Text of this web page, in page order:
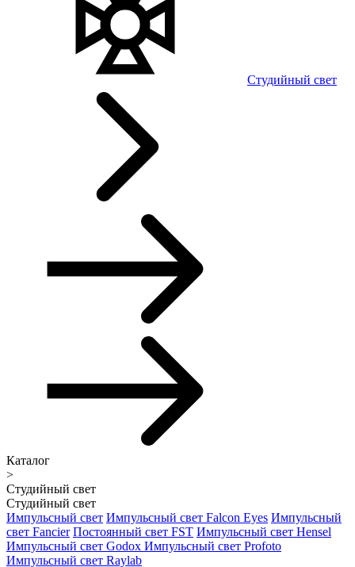
Студийный свет
Каталог
>
Студийный свет
Студийный свет
Импульсный свет Импульсный свет Falcon Eyes Импульсный
свет Fancier Постоянный свет FST Импульсный свет Hensel
Импульсный свет Godox Импульсный свет Profoto
Импульсный свет Raylab